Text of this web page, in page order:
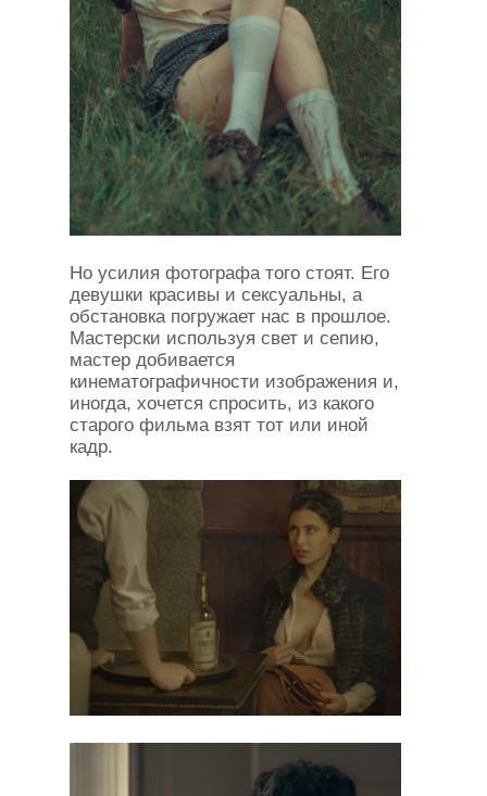
Но усилия фотографа того стоят. Его
девушки красивы и сексуальны, а
обстановка погружает нас в прошлое.
Мастерски используя свет и сепию,
мастер добивается
кинематографичности изображения и,
иногда, хочется спросить, из какого
старого фильма взят тот или иной
кадр.